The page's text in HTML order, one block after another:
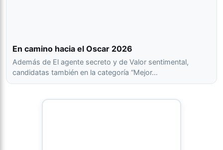
En camino hacia el Oscar 2026
Además de El agente secreto y de Valor sentimental,
candidatas también en la categoría “Mejor…